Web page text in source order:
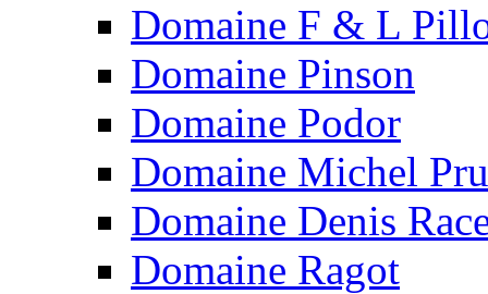
Domaine F & L
Domaine Pinson
Domaine Podor
Domaine Michel
Domaine Denis
Domaine Ragot